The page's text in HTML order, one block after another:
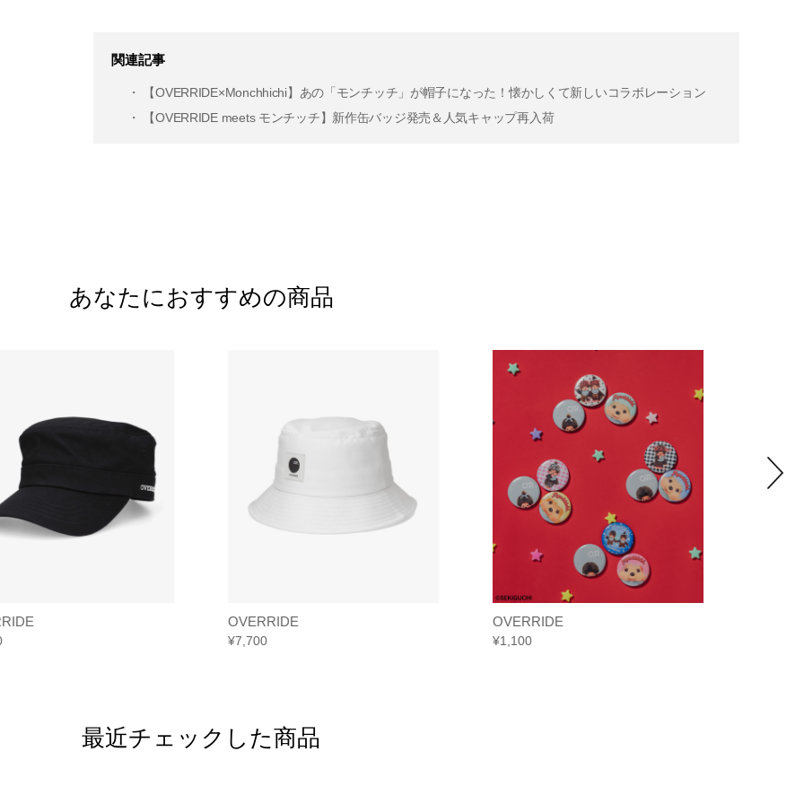
関連記事
・ 【OVERRIDE×Monchhichi】あの「モンチッチ」が帽子になった！懐かしくて新しいコラボレーション
・ 【OVERRIDE meets モンチッチ】新作缶バッジ発売＆人気キャップ再入荷
あなたにおすすめの商品
OVERRIDE
¥7,700
OVERRIDE
¥1,100
最近チェックした商品